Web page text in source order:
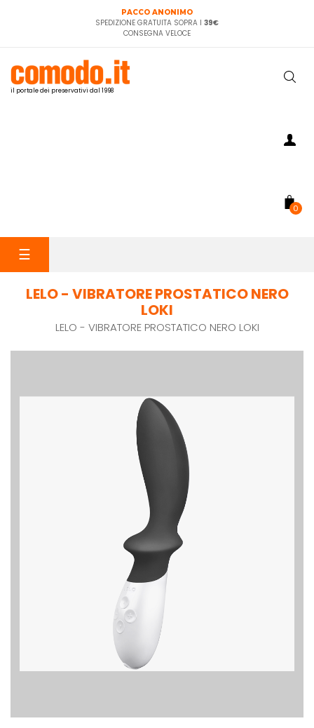
PACCO ANONIMO
SPEDIZIONE GRATUITA SOPRA I 39€
CONSEGNA VELOCE
il portale dei preservativi dal 1998
0
navigazione
☰
LELO - VIBRATORE PROSTATICO NERO
LOKI
LELO - VIBRATORE PROSTATICO NERO LOKI